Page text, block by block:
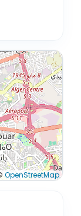
OpenStreetMap